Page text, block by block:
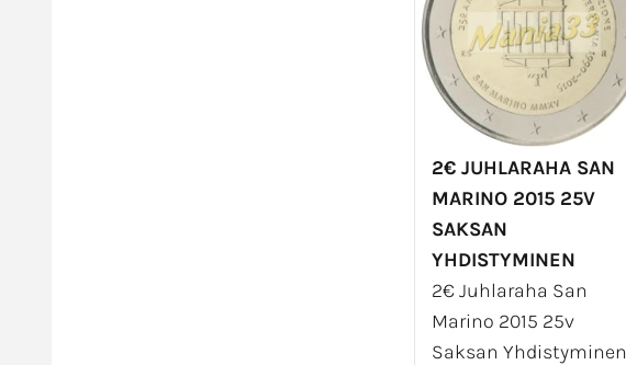
2€ JUHLARAHA SAN
MARINO 2015 25V
SAKSAN
YHDISTYMINEN
2€ Juhlaraha San
Marino 2015 25v
Saksan Yhdistyminen